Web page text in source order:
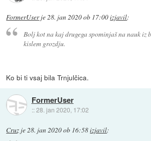
FormerUserje28. jan 2020 ob 17:00izjavil:
Bolj kot na kaj drugega spominjaš na nauk iz
kislem grozdju.
Ko bi ti vsaj bila Trnjulčica.
FormerUser
::28. jan 2020, 17:02
Cruz je28. jan 2020 ob 16:58izjavil: